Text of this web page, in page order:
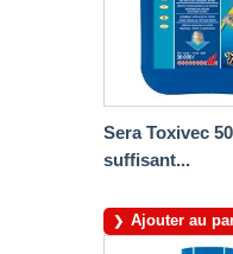
Sera Toxivec
suffisant...
Ajouter au